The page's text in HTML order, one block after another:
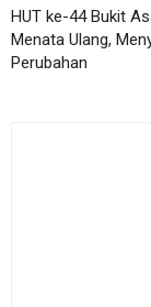
HUT ke-44 Bukit
Menata Ulang,
Perubahan